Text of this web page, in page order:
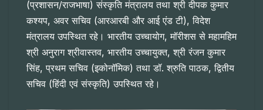
(प्रशासन/राजभाषा) संस्कृति मंत्रालय तथा श्री दीपक कुमार
कश्यप, अवर सचिव (आरआरबी और आई एंड टी), विदेश
मंत्रालय उपस्थित रहे। भारतीय उच्चायोग, मॉरीशस से महामहिम
श्री अनुराग श्रीवास्तव, भारतीय उच्चायुक्त, श्री रंजन कुमार
सिंह, प्रथम सचिव (इकोनॉमिक) तथा डॉ. श्रुति पाठक, द्वितीय
सचिव (हिंदी एवं संस्कृति) उपस्थित रहे।